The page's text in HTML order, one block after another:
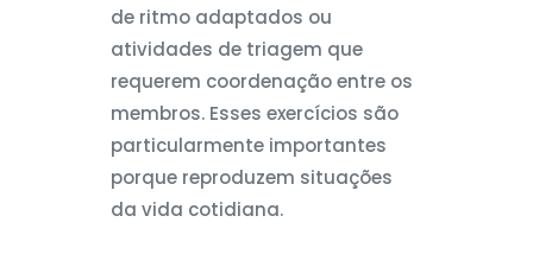
de ritmo adaptados ou
atividades de triagem que
requerem coordenação entre os
membros. Esses exercícios são
particularmente importantes
porque reproduzem situações
da vida cotidiana.